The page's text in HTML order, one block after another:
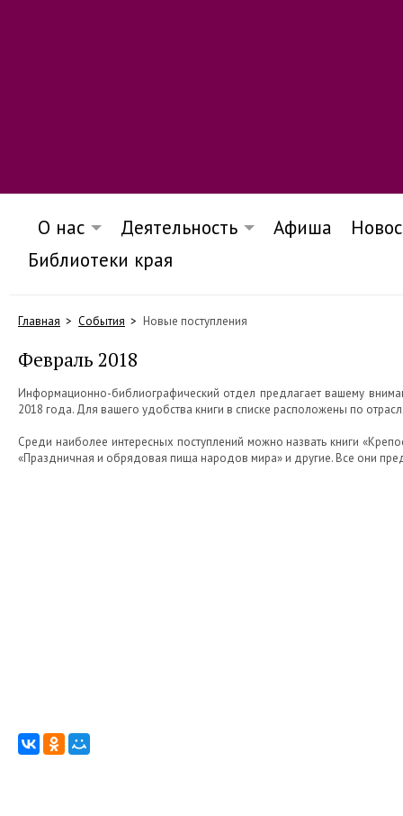
О нас Деятельность Афиша
Библиотеки края
Главная События Новые поступления
Февраль 2018
​Информационно-библиографический отдел предлагает вашему
2018 года. Для вашего удобства книги в списке расположены по
Среди наиболее интересных поступлений можно назвать книги
«Праздничная и обрядовая пища народов мира» и другие. Все они